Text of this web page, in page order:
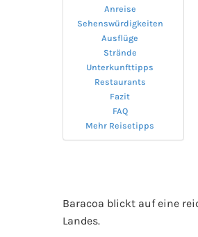
Anreise
Sehenswürdigkeiten
Ausflüge
Strände
Unterkunfttipps
Restaurants
Fazit
FAQ
Mehr Reisetipps
Baracoa blickt auf eine
Landes.